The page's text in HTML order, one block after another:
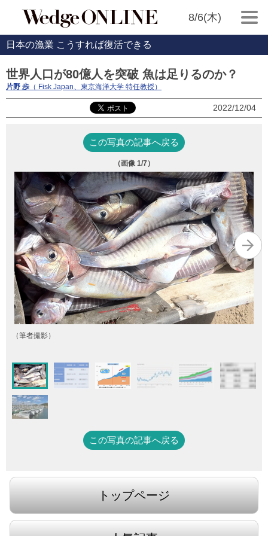
8/6(木)
日本の漁業 こうすれば復活できる
世界人口が80億人を突破 魚は足りるのか？
片野 歩 （ Fisk Japan、東京海洋大学 特任教授）
2022/12/04
この写真の記事へ戻る
（画像 1/7）
（筆者撮影）
この写真の記事へ戻る
トップページ